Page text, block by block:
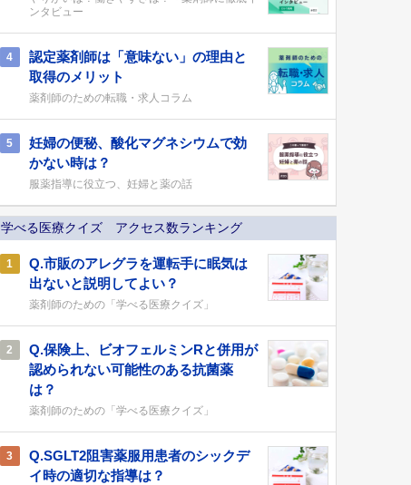
ンタビュー
4
認定薬剤師は「意味ない」の理由と
取得のメリット
薬剤師のための転職・求人コラム
5
妊婦の便秘、酸化マグネシウムで効
かない時は？
服薬指導に役立つ、妊婦と薬の話
学べる医療クイズ アクセス数ランキング
1
Q.市販のアレグラを運転手に眠気は
出ないと説明してよい？
薬剤師のための「学べる医療クイズ」
2
Q.保険上、ビオフェルミンRと併用が
認められない可能性のある抗菌薬
は？
薬剤師のための「学べる医療クイズ」
3
Q.SGLT2阻害薬服用患者のシックデ
イ時の適切な指導は？